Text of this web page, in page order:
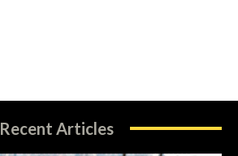
Recent Articles